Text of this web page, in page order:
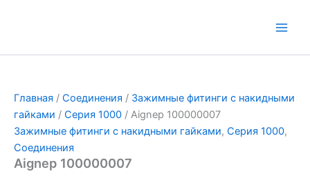
Главная / Соединения / Зажимные фитинги с накидными
гайками / Серия 1000 / Aignep 100000007
Зажимные фитинги с накидными гайками, Серия 1000,
Соединения
Aignep 100000007